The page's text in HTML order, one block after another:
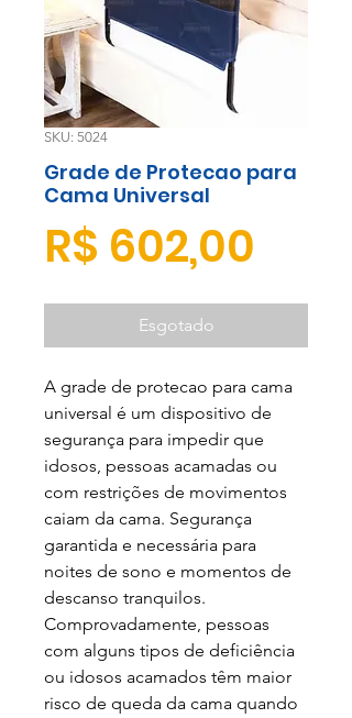
SKU: 5024
Grade de Protecao para
Cama Universal
R$ 602,00
Esgotado
A grade de protecao para cama
universal é um dispositivo de
segurança para impedir que
idosos, pessoas acamadas ou
com restrições de movimentos
caiam da cama. Segurança
garantida e necessária para
noites de sono e momentos de
descanso tranquilos.
Comprovadamente, pessoas
com alguns tipos de deficiência
ou idosos acamados têm maior
risco de queda da cama quando